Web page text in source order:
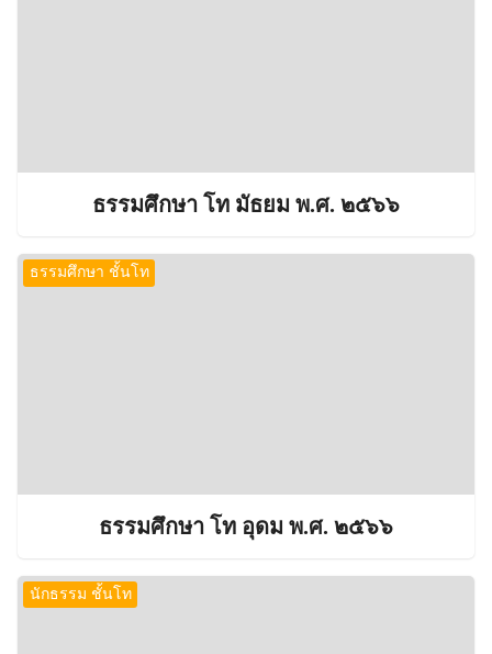
ธรรมศึกษา โท มัธยม พ.ศ. ๒๕๖๖
ธรรมศึกษา ชั้นโท
ธรรมศึกษา โท อุดม พ.ศ. ๒๕๖๖
นักธรรม ชั้นโท